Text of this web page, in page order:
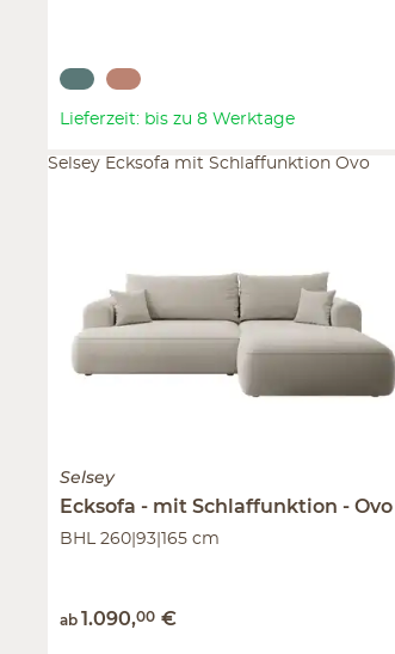
Lieferzeit: bis zu 8 Werktage
Selsey
Ecksofa mit Schlaffunktion Ovo
BHL 260|93|165 cm
ab 1.090,00 €
Selsey Ecksofa mit Schlaffunktion Ovo